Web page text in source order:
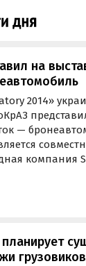
на
2014»
—
компания
грузовиков